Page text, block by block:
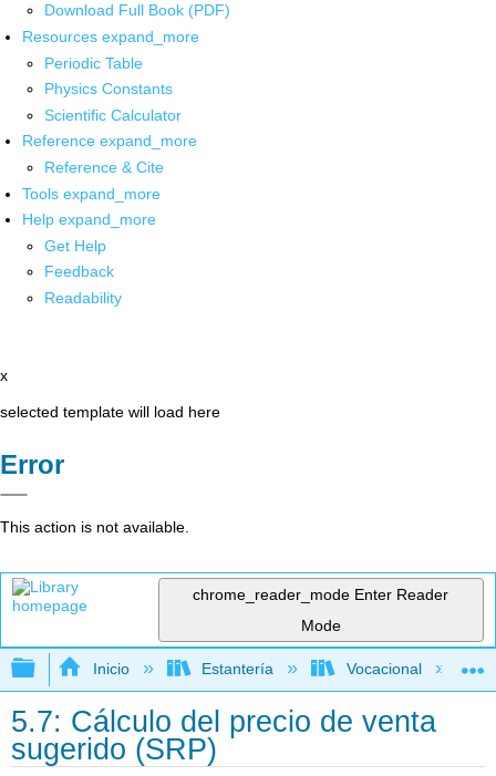
Download Full Book (PDF)
Resources expand_more
Periodic Table
Physics Constants
Scientific Calculator
Reference expand_more
Reference & Cite
Tools expand_more
Help expand_more
Get Help
Feedback
Readability
x
selected template will load here
Error
This action is not available.
chrome_reader_mode Enter Reader
Mode
Expandir/contraer jerarquía global
Inicio Estantería Vocacional
5.7: Cálculo del precio de venta
sugerido (SRP)